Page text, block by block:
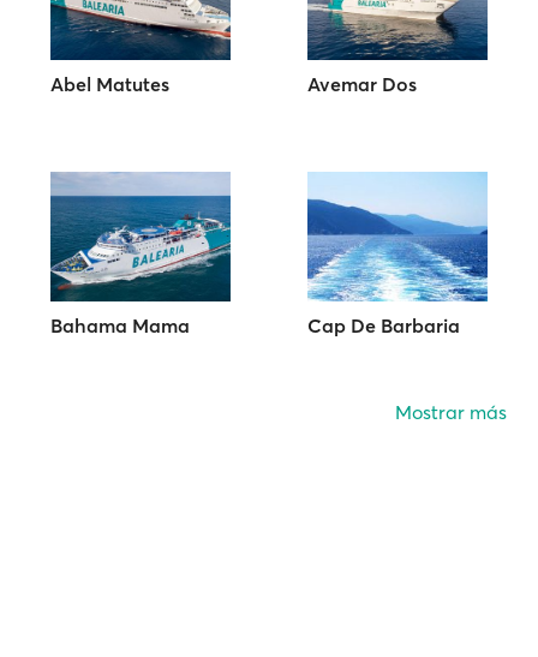
Abel Matutes Avemar Dos
Bahama Mama Cap De Barbaria
Mostrar más